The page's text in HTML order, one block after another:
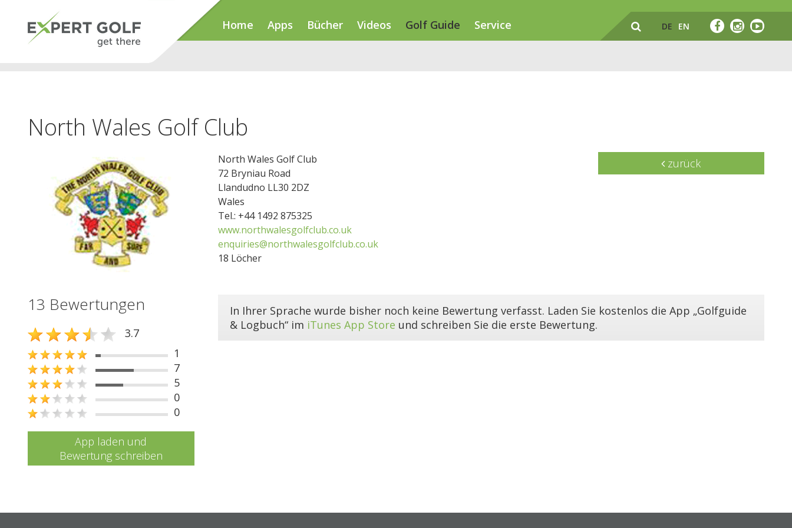
Home Apps Bücher Videos Golf Guide Service DE EN
North Wales Golf Club
North Wales Golf Club
72 Bryniau Road
Llandudno LL30 2DZ
Wales
Tel.: +44 1492 875325
www.northwalesgolfclub.co.uk
enquiries@northwalesgolfclub.co.uk
18 Löcher
zurück
13 Bewertungen
3.7
1
7
5
0
0
App laden und
Bewertung schreiben
In Ihrer Sprache wurde bisher noch keine Bewertung verfasst. Laden Sie kostenlos die App „Golfguide
& Logbuch“ im iTunes App Store und schreiben Sie die erste Bewertung.